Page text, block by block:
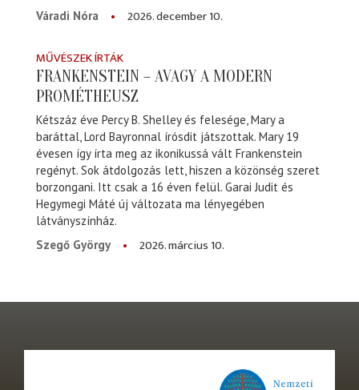
Váradi Nóra
2026. december 10.
MŰVÉSZEK ÍRTÁK
FRANKENSTEIN – AVAGY A MODERN
PROMÉTHEUSZ
Kétszáz éve Percy B. Shelley és felesége, Mary a
baráttal, Lord Bayronnal írósdit játszottak. Mary 19
évesen így írta meg az ikonikussá vált Frankenstein
regényt. Sok átdolgozás lett, hiszen a közönség szeret
borzongani. Itt csak a 16 éven felül. Garai Judit és
Hegymegi Máté új változata ma lényegében
látványszínház.
Szegő György
2026. március 10.